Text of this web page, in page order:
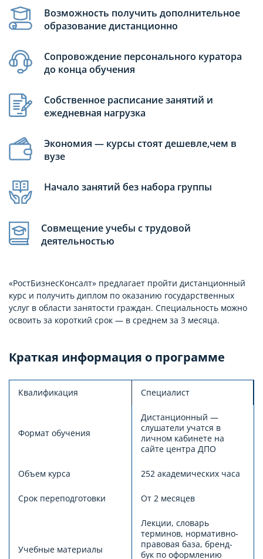
Возможность получить дополнительное
образование дистанционно
Сопровождение персонального куратора
до конца обучения
Собственное расписание занятий и
ежедневная нагрузка
Экономия — курсы стоят дешевле,чем в
вузе
Начало занятий без набора группы
Совмещение учебы с трудовой
деятельностью
«РостБизнесКонсалт» предлагает пройти дистанционный
курс и получить диплом по оказанию государственных
услуг в области занятости граждан. Специальность можно
освоить за короткий срок — в среднем за 3 месяца.
Краткая информация о программе
Квалификация Специалист
Формат обучения
Дистанционный —
слушатели учатся в
личном кабинете на
сайте центра ДПО
Объем курса 252 академических часа
Срок переподготовки От 2 месяцев
Учебные материалы
Лекции, словарь
терминов, нормативно-
правовая база, бренд-
бук по оформлению